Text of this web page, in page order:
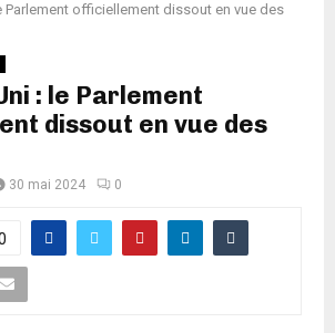
Parlement officiellement dissout en vue des
: le Parlement
dissout en vue des
30 mai 2024 0